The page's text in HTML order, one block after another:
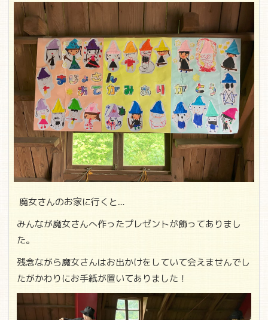
魔女さんのお家に行くと…
みんなが魔女さんへ作ったプレゼントが飾ってありまし
た。
残念ながら魔女さんはお出かけをしていて会えませんでし
たがかわりにお手紙が置いてありました！